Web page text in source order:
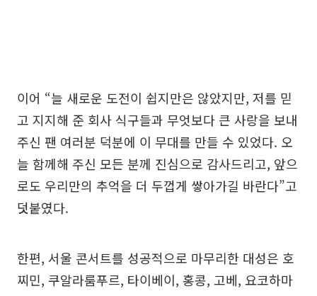
이어 “늘 새로운 도전이 쉽지만은 않았지만, 저를 믿
고 지지해 준 회사 식구들과 무엇보다 큰 사랑을 보내
주신 팬 여러분 덕분에 이 무대를 만들 수 있었다. 오
늘 함께해 주신 모든 분께 진심으로 감사드리고, 앞으
로도 우리만의 추억을 더 두껍게 쌓아가길 바란다”고
덧붙였다.
한편, 서울 콘서트를 성공적으로 마무리한 대성은 호
찌민, 쿠알라룸푸르, 타이베이, 홍콩, 고베, 요코하마